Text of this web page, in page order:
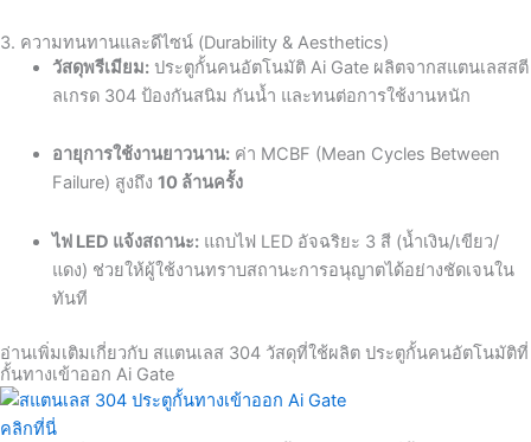
3. ความทนทานและดีไซน์ (Durability & Aesthetics)
วัสดุพรีเมียม:ประตูกั้นคนอัตโนมัติ Ai Gate ผลิตจากสแตนเลสสตี
ลเกรด 304 ป้องกันสนิม กันน้ำ และทนต่อการใช้งานหนัก
อายุการใช้งานยาวนาน:ค่า MCBF (Mean Cycles Between
Failure) สูงถึง 10 ล้านครั้ง
ไฟ LED แจ้งสถานะ:แถบไฟ LED อัจฉริยะ 3 สี (น้ำเงิน/เขียว/
แดง) ช่วยให้ผู้ใช้งานทราบสถานะการอนุญาตได้อย่างชัดเจนใน
ทันที
อ่านเพิ่มเติมเกี่ยวกับ สแตนเลส 304 วัสดุที่ใช้ผลิต ประตูกั้นคนอัตโนมัติที่
กั้นทางเข้าออก Ai Gate
คลิกที่นี่